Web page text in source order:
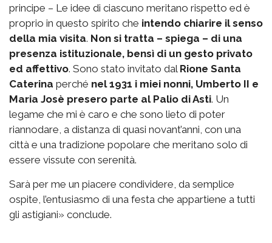
principe – Le idee di ciascuno meritano rispetto ed è
proprio in questo spirito che intendo chiarire il senso
della mia visita. Non si tratta – spiega – di una
presenza istituzionale, bensì di un gesto privato
ed affettivo. Sono stato invitato dal Rione Santa
Caterina perché nel 1931 i miei nonni, Umberto II e
Maria Josè presero parte al Palio di Asti. Un
legame che mi è caro e che sono lieto di poter
riannodare, a distanza di quasi novant’anni, con una
città e una tradizione popolare che meritano solo di
essere vissute con serenità.
Sarà per me un piacere condividere, da semplice
ospite, l’entusiasmo di una festa che appartiene a tutti
gli astigiani» conclude.